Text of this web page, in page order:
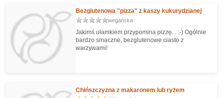
Bezglutenowa "pizza" z kaszy kukurydzianej
wegańska
Jakimś ułamkiem przypomina pizzę... :-) Ogólnie
bardzo smaczne, bezglutenowe ciasto z
warzywami!
Chińszczyzna z makaronem lub ryżem